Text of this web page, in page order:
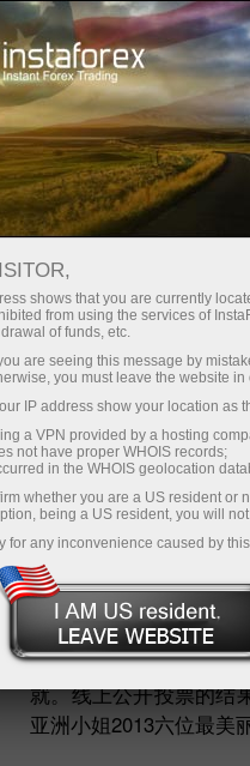
广告系列
Insta亚洲小
INSTA亚洲小
Open
Open
Insta亚洲小姐
一年一度的跨国选美大
全世界的700多位佳
就。线上公开投票的
亚洲小姐2013六位最美
shows that you are currently
from using the services of
of funds, etc.
are seeing this message by
you must leave the website
IP address show your location as
a VPN provided by a hosting
not have proper WHOIS records;
in the WHOIS geolocation
whether you are a US resident or
being a US resident, you will
for any inconvenience caused by